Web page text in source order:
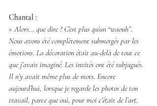
Chantal :
« Alors… que dire ? C’est plus qu’un “waouh”.
Nous avons été complètement submergés par les
émotions. La décoration était au-delà de tout ce
que j’avais imaginé. Les invités ont été subjugués.
Il n’y avait même plus de mots. Encore
aujourd’hui, lorsque je regarde les photos de ton
travail, parce que oui, pour moi c’était de l’art,